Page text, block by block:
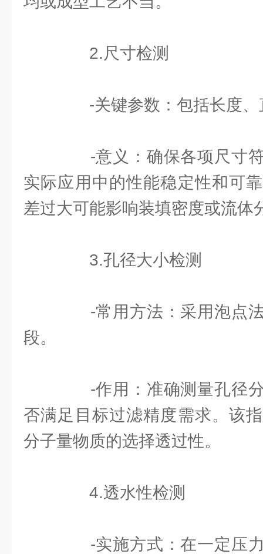
2.尺寸检测
-关键参数：包括长度、
-意义：确保各项尺寸符
实际应用中的性能稳定性和可
差过大可能影响装填密度或流体
3.孔径大小检测
-常用方法：采用泡点法
段。
-作用：准确测量孔径分
否满足目标过滤精度需求。该
分子量物质的选择透过性。
4.透水性检测
-实施方式：在一定压力